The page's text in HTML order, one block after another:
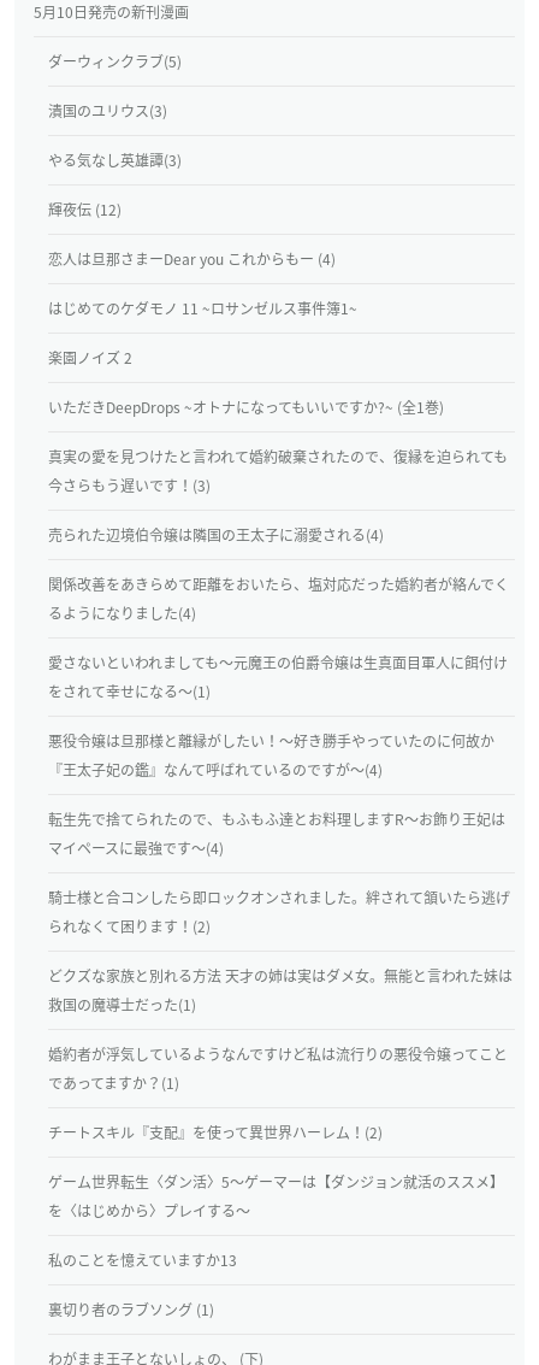
5月10日発売の新刊漫画
ダーウィンクラブ(5)
潰国のユリウス(3)
やる気なし英雄譚(3)
輝夜伝 (12)
恋人は旦那さまーDear you これからもー (4)
はじめてのケダモノ 11 ~ロサンゼルス事件簿1~
楽園ノイズ 2
いただきDeepDrops ~オトナになってもいいですか?~ (全1巻)
真実の愛を見つけたと言われて婚約破棄されたので、復縁を迫られても
今さらもう遅いです！(3)
売られた辺境伯令嬢は隣国の王太子に溺愛される(4)
関係改善をあきらめて距離をおいたら、塩対応だった婚約者が絡んでく
るようになりました(4)
愛さないといわれましても～元魔王の伯爵令嬢は生真面目軍人に餌付け
をされて幸せになる～(1)
悪役令嬢は旦那様と離縁がしたい！～好き勝手やっていたのに何故か
『王太子妃の鑑』なんて呼ばれているのですが～(4)
転生先で捨てられたので、もふもふ達とお料理しますR～お飾り王妃は
マイペースに最強です～(4)
騎士様と合コンしたら即ロックオンされました。絆されて頷いたら逃げ
られなくて困ります！(2)
どクズな家族と別れる方法 天才の姉は実はダメ女。無能と言われた妹は
救国の魔導士だった(1)
婚約者が浮気しているようなんですけど私は流行りの悪役令嬢ってこと
であってますか？(1)
チートスキル『支配』を使って異世界ハーレム！(2)
ゲーム世界転生〈ダン活〉5〜ゲーマーは【ダンジョン就活のススメ】
を〈はじめから〉プレイする〜
私のことを憶えていますか13
裏切り者のラブソング (1)
わがまま王子とないしょの、 (下)